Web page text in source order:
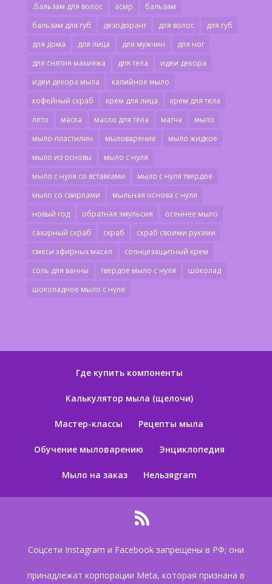
.бальзам для волос асмр
бальзам
бальзам для губ
дезодорант для волос
для губ
для дома
для лица для мужчин
для ног
для снятия макияжа
для тела
идеи декора
идеи декора мыла
калийное мыло
кофейный скраб
крем для лица
крем для тела
лето
маска масло для тела матча
мыло
мыло-пластилин
мыловарение
мыло жидкое
мыло из основы
мыло с нуля
мыло с нуля со вставками
мыло с нуля твердое
мыло со свирлами
мыльная основа с нуля
новый год
обратная эмульсия
осеннее мыло
сахарный скраб
скраб
скраб своими руками
смеси эфирных масел
солнцезащитный крем
соль для ванны
твердое мыло с нуля
шоколад
шоколадное мыло с нуля
Где купить компоненты
Калькулятор мыла (щелочи)
Мастер-классы Рецепты мыла
Обучение мыловарению Энциклопедия
Мыло на заказ Нельзяgram
Соцсети Instagram и Facebook запрещены в РФ; они
принадлежат корпорации Meta, которая признана в